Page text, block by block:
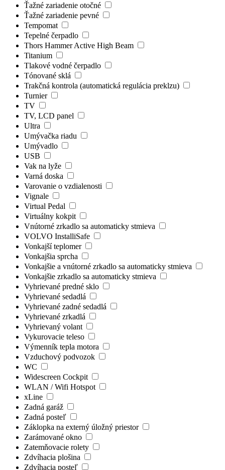
Ťažné zariadenie otočné
Ťažné zariadenie pevné
Tempomat
Tepelné čerpadlo
Thors Hammer Active High Beam
Titanium
Tlakové vodné čerpadlo
Tónované sklá
Trakčná kontrola (automatická regulácia preklzu)
Turnier
TV
TV, LCD panel
Ultra
Umývačka riadu
Umývadlo
USB
Vak na lyže
Varná doska
Varovanie o vzdialenosti
Vignale
Virtual Pedal
Virtuálny kokpit
Vnútorné zrkadlo sa automaticky stmieva
VOLVO InstalliSafe
Vonkajší teplomer
Vonkajšia sprcha
Vonkajšie a vnútorné zrkadlo sa automaticky stmieva
Vonkajšie zrkadlo sa automaticky stmieva
Vyhrievané predné sklo
Vyhrievané sedadlá
Vyhrievané zadné sedadlá
Vyhrievané zrkadlá
Vyhrievaný volant
Vykurovacie teleso
Výmenník tepla motora
Vzduchový podvozok
WC
Widescreen Cockpit
WLAN / Wifi Hotspot
xLine
Zadná garáž
Zadná posteľ
Záklopka na externý úložný priestor
Zarámované okno
Zatemňovacie rolety
Zdvíhacia plošina
Zdvíhacia posteľ